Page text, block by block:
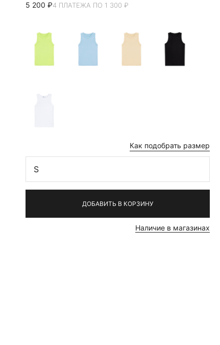
5 200 ₽4 ПЛАТЕЖА ПО 1 300 ₽
Как подобрать размер
S
ДОБАВИТЬ В КОРЗИНУ
Наличие в магазинах